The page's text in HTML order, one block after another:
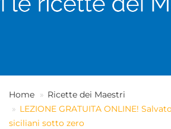
JOB CENTER
ACCEDI
IT
Home
Ricette dei Maestri
LEZIONE GRATUITA ONLINE!
siciliani sotto zero